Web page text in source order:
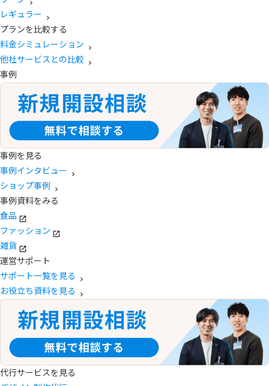
レギュラー
プランを比較する
料金シミュレーション
他社サービスとの比較
事例
事例を見る
事例インタビュー
ショップ事例
事例資料をみる
食品
ファッション
雑貨
運営サポート
サポート一覧を見る
お役立ち資料を見る
代行サービスを見る